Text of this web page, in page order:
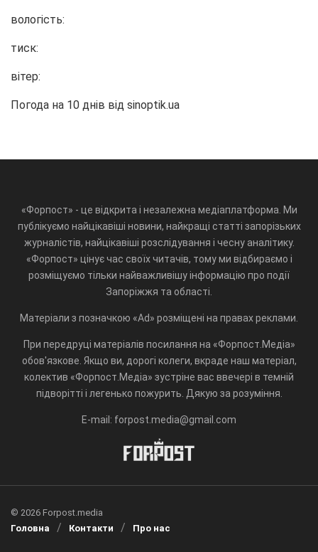
вологість:
тиск:
вітер:
Погода на 10 днів від sinoptik.ua
«Форпост» - це відкрита і незалежна медіаплатформа. Ми
публікуємо найцікавіші новини, найкращі статті запорізьких
журналістів, найцікавіші розслідування і чесну аналітику.
«Форпост» цінує час своїх читачів, тому ми відбираємо і
розміщуємо тільки найважливішу інформацію про події
Запоріжжя та області.
Матеріали з позначкою «Ad» розміщені на правах реклами.
При передруці матеріалів посилання на «Форпост.Медіа»
обов'язкове. Якщо ви, дорогі колеги, вкраде наш матеріал,
колектив «Форпост.Медіа» зустріне вас ввечері в темній
підворітті і легенько пожурить. Дякую за розуміння.
E-mail: forpost.media@gmail.com
© 2026 Forpost.media
Головна
Контакти Про нас